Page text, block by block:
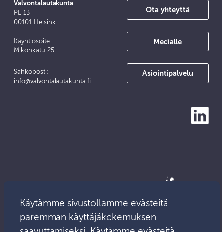
Valvontalautakunta
PL 13
00101 Helsinki
Käyntiosoite:
Mikonkatu 25
Sähköposti:
info@valvontalautakunta.fi
Ota yhteyttä
Medialle
Asiointipalvelu
Käytämme sivustollamme evästeitä
paremman käyttäjäkokemuksen